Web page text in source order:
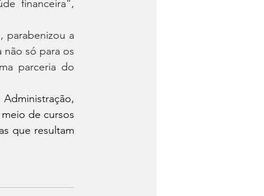
financeira”,
parabenizou a
não só para os
parceria do
de cursos
que resultam